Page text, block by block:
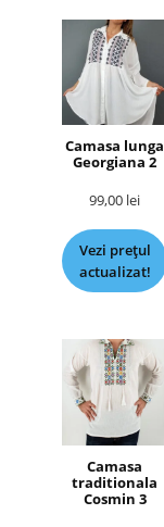
Camasa lunga
Georgiana 2
99,00 lei
Vezi prețul
actualizat!
Camasa
traditionala
Cosmin 3